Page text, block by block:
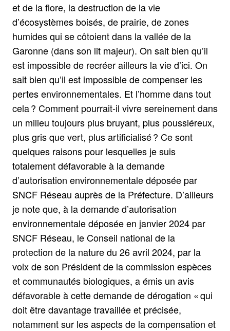
et de la flore, la destruction de la vie
d’écosystèmes boisés, de prairie, de zones
humides qui se côtoient dans la vallée de la
Garonne (dans son lit majeur). On sait bien qu’il
est impossible de recréer ailleurs la vie d’ici. On
sait bien qu’il est impossible de compenser les
pertes environnementales. Et l’homme dans tout
cela ? Comment pourrait-il vivre sereinement dans
un milieu toujours plus bruyant, plus poussiéreux,
plus gris que vert, plus artificialisé ? Ce sont
quelques raisons pour lesquelles je suis
totalement défavorable à la demande
d’autorisation environnementale déposée par
SNCF Réseau auprès de la Préfecture. D’ailleurs
je note que, à la demande d’autorisation
environnementale déposée en janvier 2024 par
SNCF Réseau, le Conseil national de la
protection de la nature du 26 avril 2024, par la
voix de son Président de la commission espèces
et communautés biologiques, a émis un avis
défavorable à cette demande de dérogation « qui
doit être davantage travaillée et précisée,
notamment sur les aspects de la compensation et